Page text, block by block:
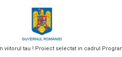
viitorul tau ! Proiect selectat in cadrul